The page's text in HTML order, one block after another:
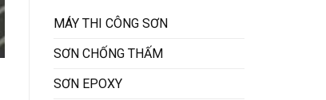
MÁY THI CÔNG SƠN
SƠN CHỐNG THẤM
SƠN EPOXY